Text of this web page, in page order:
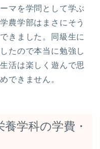
マを学問として学ぶ
農学部はまさにそう
きました。同級生に
たので本当に勉強し
活は楽しく遊んで思
できません。
学科の学費・